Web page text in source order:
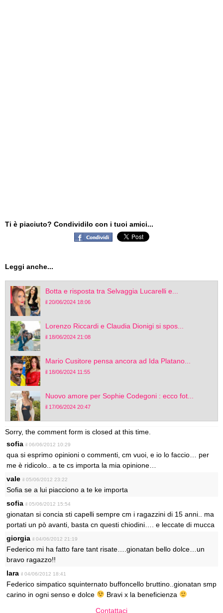
Ti è piaciuto? Condividilo con i tuoi amici...
Leggi anche...
Botta e risposta tra Selvaggia Lucarelli e...
il 20/06/2024 18:06
Lorenzo Riccardi e Claudia Dionigi si spos...
il 18/06/2024 21:08
Mario Cusitore pensa ancora ad Ida Platano...
il 18/06/2024 11:55
Nuovo amore per Sophie Codegoni : ecco fot...
il 17/06/2024 20:47
Sorry, the comment form is closed at this time.
sofia il 06/06/2012 10:29
qua si esprimo opinioni o commenti, cm vuoi, e io lo faccio… per
me è ridicolo.. a te cs importa la mia opinione…
vale il 05/06/2012 23:22
Sofia se a lui piacciono a te ke importa
sofia il 05/06/2012 15:54
gionatan si concia sti capelli sempre cm i ragazzini di 15 anni.. ma
portati un pò avanti, basta cn questi chiodini…. e leccate di mucca
giorgia il 04/06/2012 21:19
Federico mi ha fatto fare tant risate….gionatan bello dolce…un
bravo ragazzo!!
lara il 04/06/2012 18:41
Federico simpatico squinternato buffoncello bruttino..gionatan smp
carino in ogni senso e dolce
Bravi x la beneficienza
Contattaci